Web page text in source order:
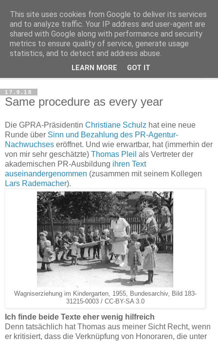
Haltungsturnen
Niveau sieht nur von unten aus wie Arroganz.
17.9.18
Same procedure as every year
Die GPRA-Präsidentin Christiane Schulz hat eine neue
Runde über Sinn und Bezahlung des PR-Agentur-
Nachwuchses eröffnet. Und wie erwartbar, hat (immerhin der
von mir sehr geschätzte) Thomas Pleil als Vertreter der
akademischen PR-Ausbildung ihren Text
auseinandergenommen (zusammen mit seinem Kollegen
Lars Rademacher).
Wagniserziehung im Kindergarten, 1955, Bundesarchiv, Bild 183-
31215-0003 / CC-BY-SA 3.0
Ich finde beide Texte eher wenig hilfreich
Denn tatsächlich hat Thomas aus meiner Sicht Recht, wenn
er kritisiert, dass die Verknüpfung von Honoraren, die unter
This site uses cookies from Google to deliver its services
and to analyze traffic. Your IP address and user-agent are
shared with Google along with performance and security
metrics to ensure quality of service, generate usage
statistics, and to detect and address abuse.
LEARN MORE GOT IT